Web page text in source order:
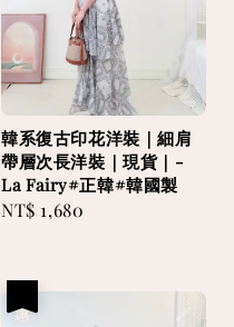
韓系復古印花洋裝｜細肩
帶層次長洋裝｜現貨｜-
La Fairy#正韓#韓國製
Regular
NT$ 1,680